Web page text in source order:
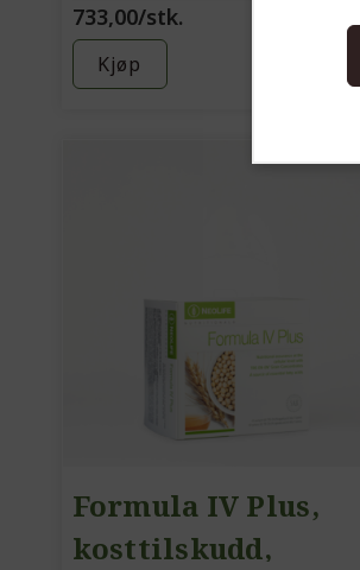
733,00/stk.
Kjøp
Formula IV Plus,
kosttilskudd,